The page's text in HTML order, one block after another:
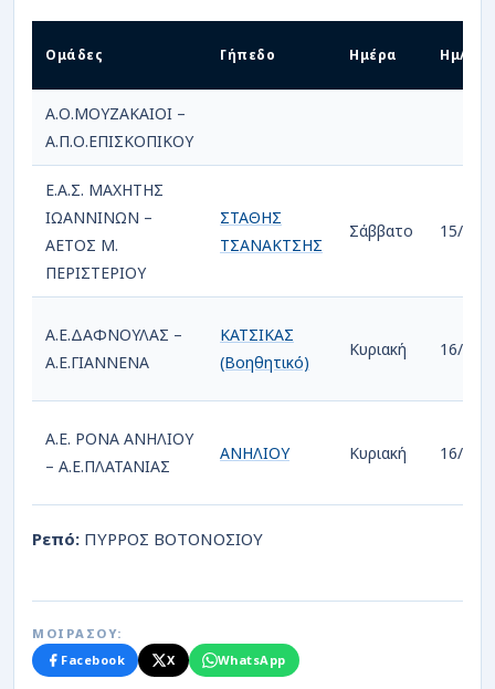
Ομάδες Γήπεδο Ημέρα Ημ/νία
Α.Ο.ΜΟΥΖΑΚΑΙΟΙ –
Α.Π.Ο.ΕΠΙΣΚΟΠΙΚΟΥ
Ε.Α.Σ. ΜΑΧΗΤΗΣ
ΙΩΑΝΝΙΝΩΝ –
ΑΕΤΟΣ Μ.
ΠΕΡΙΣΤΕΡΙΟΥ
ΣΤΑΘΗΣ
ΤΣΑΝΑΚΤΣΗΣ
Σάββατο 15/02/
Α.Ε.ΔΑΦΝΟΥΛΑΣ –
Α.Ε.ΓΙΑΝΝΕΝΑ
ΚΑΤΣΙΚΑΣ
(Βοηθητικό)
Κυριακή 16/02/
Α.Ε. ΡΟΝΑ ΑΝΗΛΙΟΥ
– Α.Ε.ΠΛΑΤΑΝΙΑΣ
ΑΝΗΛΙΟΥ Κυριακή 16/02/
Ρεπό: ΠΥΡΡΟΣ ΒΟΤΟΝΟΣΙΟΥ
ΜΟΙΡΑΣΟΥ:
Facebook
X WhatsApp